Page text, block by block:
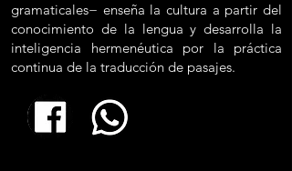
gramaticales− enseña la cultura a partir del
conocimiento de la lengua y desarrolla la
inteligencia hermenéutica por la práctica
continua de la traducción de pasajes.